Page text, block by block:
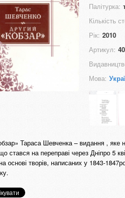
Палітурка:
Кількість
Рік: 2010
Артикул:
Мова:
Тараса Шевченка – видання , яке
стався на переправі через Дніпро 5
основі творів, написаних у 1843-